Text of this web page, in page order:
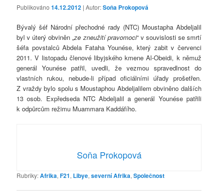
Publikováno14.12.2012 | Autor:Soňa Prokopová
Bývalý šéf Národní přechodné rady (NTC) Moustapha Abdeljalil
byl v úterý obviněn „ze zneužití pravomoci“ v souvislosti se smrtí
šéfa povstalců Abdela Fataha Younése, který zabit v červenci
2011. V listopadu členové libyjského kmene Al-Obeidi, k němuž
generál Younése patřil, uvedli, že vezmou spravedlnost do
vlastních rukou, nebude-li případ oficiálními úřady prošetřen.
Z vraždy bylo spolu s Moustaphou Abdeljalilem obviněno dalších
13 osob. Expředseda NTC Abdeljalil a generál Younése patřili
k odpůrcům režimu Muammara Kaddáfího.
Soňa Prokopová
Rubriky:Afrika,F21, Libye,severní Afrika,Společnost